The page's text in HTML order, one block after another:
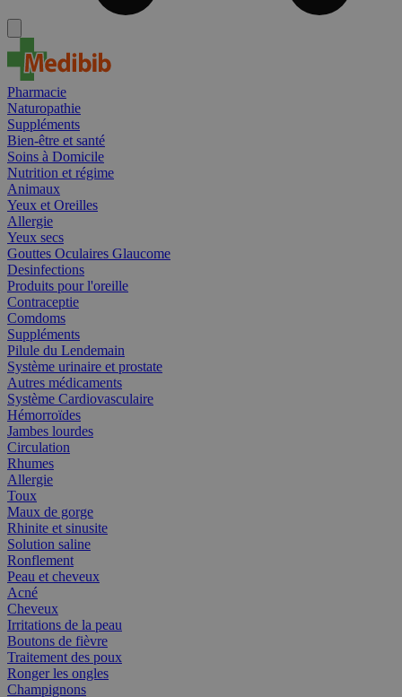
Pharmacie
Naturopathie
Suppléments
Bien-être et santé
Soins à Domicile
Nutrition et régime
Animaux
Yeux et Oreilles
Allergie
Yeux secs
Gouttes Oculaires Glaucome
Desinfections
Produits pour l'oreille
Contraceptie
Comdoms
Suppléments
Pilule du Lendemain
Système urinaire et prostate
Autres médicaments
Système Cardiovasculaire
Hémorroïdes
Jambes lourdes
Circulation
Rhumes
Allergie
Toux
Maux de gorge
Rhinite et sinusite
Solution saline
Ronflement
Peau et cheveux
Acné
Cheveux
Irritations de la peau
Boutons de fièvre
Traitement des poux
Ronger les ongles
Champignons